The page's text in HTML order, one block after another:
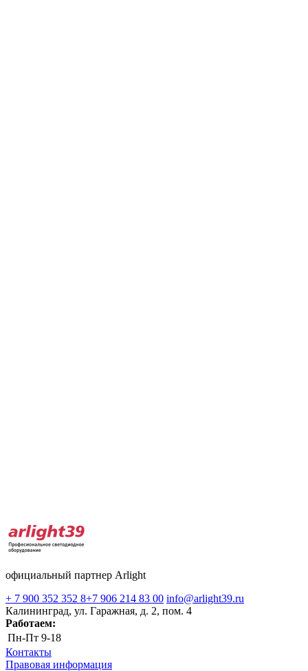
официальный партнер Arlight
+ 7 900 352 352 8+7 906 214 83 00 info@arlight39.ru
Калининград, ул. Гаражная, д. 2, пом. 4
Работаем:
Пн-Пт 9-18
Контакты
Правовая информация